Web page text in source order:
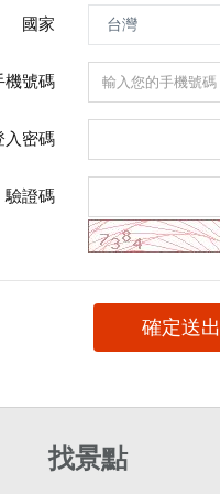
國家
機號碼
入密碼
驗證碼
確定送出
找景點